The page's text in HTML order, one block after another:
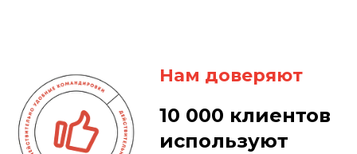
Нам доверяют
10 000 клиентов
используют